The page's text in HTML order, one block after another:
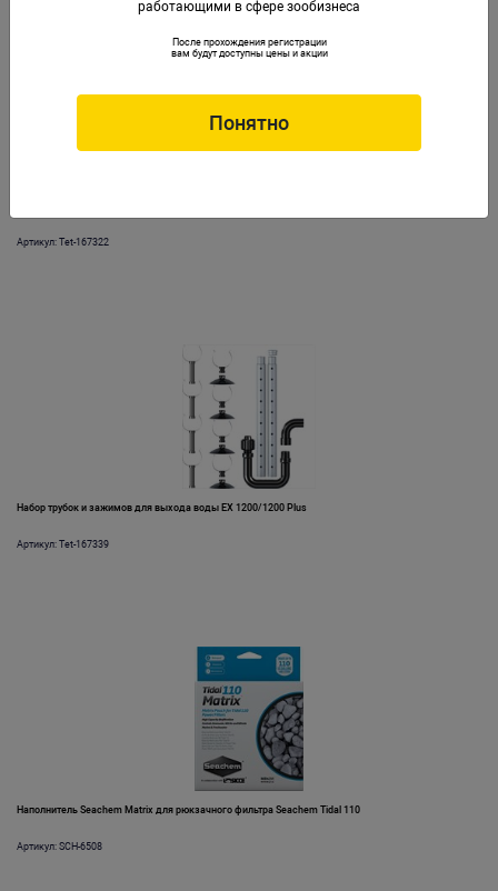
Артикул: Tet-167322
Набор трубок и зажимов для выхода воды EX 1200/1200 Plus
Артикул: Tet-167339
Наполнитель Seachem Matrix для рюкзачного фильтра Seachem Tidal 110
Артикул: SCH-6508
работающими в сфере зообизнеса
После прохождения регистрации
вам будут доступны цены и акции
Понятно